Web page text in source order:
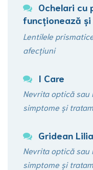
Ochelari cu
funcționează şi
Lentilele
afecțiuni
I Care
Nevrita optică
simptome și
Gridean
Nevrita optică
simptome și